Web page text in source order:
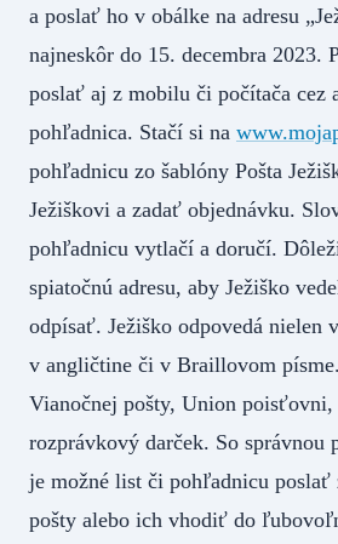
a poslať ho v obálke na adresu
najneskôr do 15. decembra 2023.
poslať aj z mobilu či počítača cez
pohľadnica. Stačí si na
pohľadnicu zo šablóny Pošta
Ježiškovi a zadať objednávku.
pohľadnicu vytlačí a doručí.
spiatočnú adresu, aby Ježiško
odpísať. Ježiško odpovedá nielen
v angličtine či v Braillovom
Vianočnej pošty, Union
rozprávkový darček. So správnou
je možné list či pohľadnicu
pošty alebo ich vhodiť do